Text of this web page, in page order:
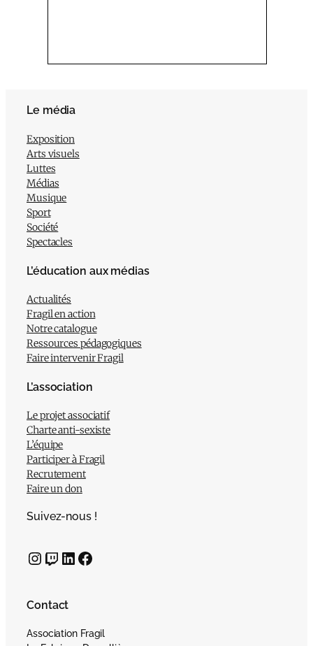
Le média
Exposition
Arts visuels
Luttes
Médias
Musique
Sport
Société
Spectacles
L’éducation aux médias
Actualités
Fragil en action
Notre catalogue
Ressources pédagogiques
Faire intervenir Fragil
L’association
Le projet associatif
Charte anti-sexiste
L’équipe
Participer à Fragil
Recrutement
Faire un don
Suivez-nous !
InstagramTwitch LinkedIn Facebook
Contact
Association Fragil